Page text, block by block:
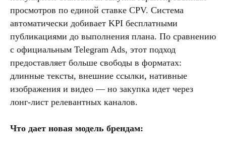
просмотров по единой ставке CPV. Система
автоматически добивает KPI бесплатными
публикациями до выполнения плана. По сравнению
с официальным Telegram Ads, этот подход
предоставляет больше свободы в форматах:
длинные тексты, внешние ссылки, нативные
изображения и видео — но закупка идет через
лонг-лист релевантных каналов.
Что дает новая модель брендам: